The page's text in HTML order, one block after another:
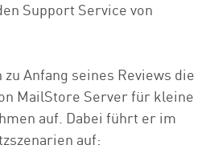
Support Service von
Anfang seines Reviews die
MailStore Server für kleine
auf. Dabei führt er im
auf: